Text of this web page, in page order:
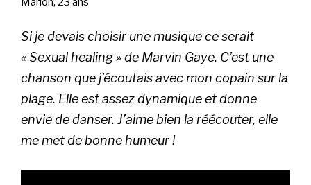
Si je devais choisir une musique ce serait
« Sexual healing » de Marvin Gaye. C’est une
chanson que j’écoutais avec mon copain sur la
plage. Elle est assez dynamique et donne
envie de danser. J’aime bien la réécouter, elle
me met de bonne humeur !